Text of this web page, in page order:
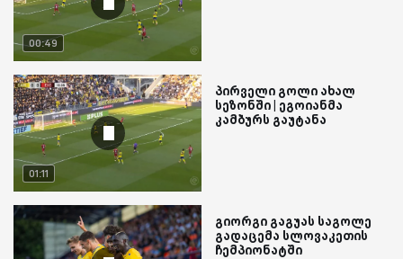
00:49
01:11
პირველი გოლი ახალ
სეზონში | ეგოიანმა
კამბურს გაუტანა
გიორგი გაგუას საგოლე
გადაცემა სლოვაკეთის
ჩემპიონატში